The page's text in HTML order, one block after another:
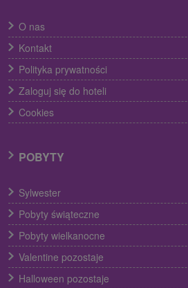
O nas
Kontakt
Polityka prywatności
Zaloguj się do hoteli
Cookies
POBYTY
Sylwester
Pobyty świąteczne
Pobyty wielkanocne
Valentine pozostaje
Halloween pozostaje